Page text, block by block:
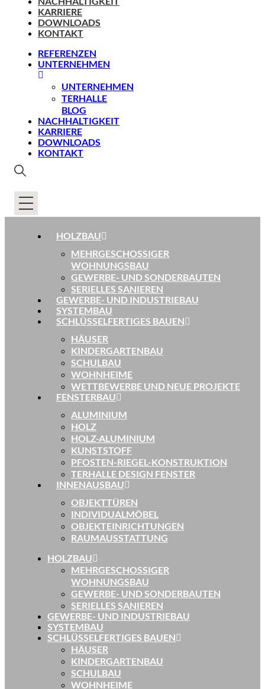
KARRIERE
DOWNLOADS
KONTAKT
REFERENZEN
UNTERNEHMEN
UNTERNEHMEN
TERHALLE
BLOG
NACHHALTIGKEIT
KARRIERE
DOWNLOADS
KONTAKT
HOLZBAU
MEHRGESCHOSSIGER
WOHNUNGSBAU
GEWERBE- UND SONDERBAUTEN
SERIELLES SANIEREN
GEWERBE- UND INDUSTRIEBAU
SYSTEMBAU
SCHLÜSSELFERTIGES BAUEN
HÄUSER
KINDERGARTENBAU
SCHULBAU
WOHNHEIME
WETTBEWERBE UND NEUE PROJEKTE
FENSTERBAU
ALUMINIUM
HOLZ
HOLZ-ALUMINIUM
KUNSTSTOFF
PFOSTEN-RIEGEL-KONSTRUKTION
TERHALLE DESIGN FENSTER
INNENAUSBAU
OBJEKTTÜREN
INDIVIDUALMÖBEL
OBJEKTEINRICHTUNGEN
RAUMAUSSTATTUNG
HOLZBAU
MEHRGESCHOSSIGER
WOHNUNGSBAU
GEWERBE- UND SONDERBAUTEN
SERIELLES SANIEREN
GEWERBE- UND INDUSTRIEBAU
SYSTEMBAU
SCHLÜSSELFERTIGES BAUEN
HÄUSER
KINDERGARTENBAU
SCHULBAU
WOHNHEIME